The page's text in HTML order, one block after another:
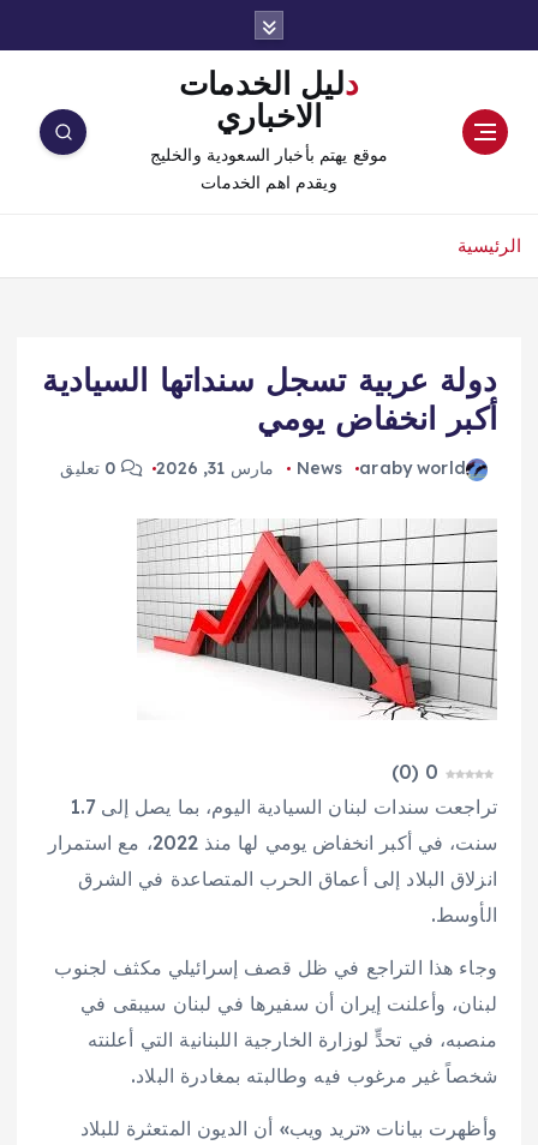
دليل الخدمات
الاخباري
موقع يهتم بأخبار السعودية والخليج
ويقدم اهم الخدمات
الرئيسية
دولة عربية تسجل سنداتها السيادية
أكبر انخفاض يومي
araby world
News مارس 31, 2026
0
(
0
)
تراجعت سندات لبنان السيادية اليوم، بما يصل إلى 1.7
سنت، في أكبر انخفاض يومي لها منذ 2022، مع استمرار
انزلاق البلاد إلى أعماق الحرب المتصاعدة في الشرق
الأوسط.
وجاء هذا التراجع في ظل قصف إسرائيلي مكثف لجنوب
لبنان، وأعلنت إيران أن سفيرها في لبنان سيبقى في
منصبه، في تحدٍّ لوزارة الخارجية اللبنانية التي أعلنته
شخصاً غير مرغوب فيه وطالبته بمغادرة البلاد.
وأظهرت بيانات «تريد ويب» أن الديون المتعثرة للبلاد